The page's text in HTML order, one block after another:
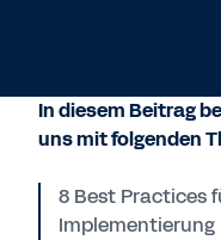
In diesem Beitrag
uns mit folgenden
8 Best Practices
Implementierung